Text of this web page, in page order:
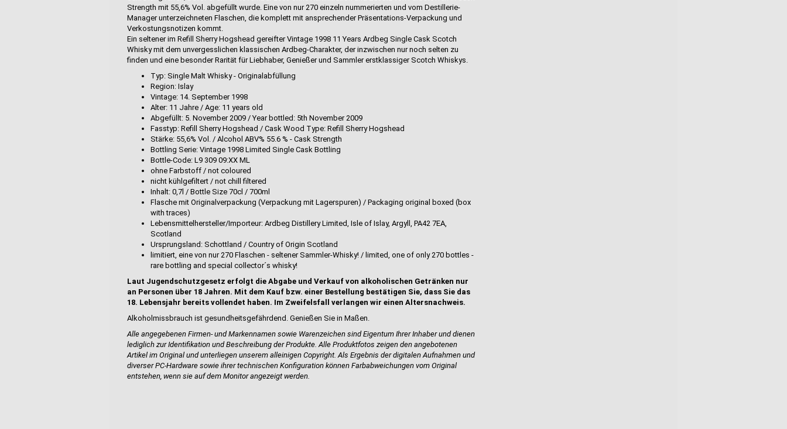
Strength mit 55,6% Vol. abgefüllt wurde. Eine von nur 270 einzeln nummerierten und vom Destillerie-
Manager unterzeichneten Flaschen, die komplett mit ansprechender Präsentations-Verpackung und
Verkostungsnotizen kommt.
Ein seltener im Refill Sherry Hogshead gereifter Vintage 1998 11 Years Ardbeg Single Cask Scotch
Whisky mit dem unvergesslichen klassischen Ardbeg-Charakter, der inzwischen nur noch selten zu
finden und eine besonder Rarität für Liebhaber, Genießer und Sammler erstklassiger Scotch Whiskys.
Typ: Single Malt Whisky - Originalabfüllung
Region: Islay
Vintage: 14. September 1998
Alter: 11 Jahre / Age: 11 years old
Abgefüllt: 5. November 2009 / Year bottled: 5th November 2009
Fasstyp: Refill Sherry Hogshead / Cask Wood Type: Refill Sherry Hogshead
Stärke: 55,6% Vol. / Alcohol ABV% 55.6 % - Cask Strength
Bottling Serie: Vintage 1998 Limited Single Cask Bottling
Bottle-Code: L9 309 09:XX ML
ohne Farbstoff / not coloured
nicht kühlgefiltert / not chill filtered
Inhalt: 0,7l / Bottle Size 70cl / 700ml
Flasche mit Originalverpackung (Verpackung mit Lagerspuren) / Packaging original boxed (box
with traces)
Lebensmittelhersteller/Importeur: Ardbeg Distillery Limited, Isle of Islay, Argyll, PA42 7EA,
Scotland
Ursprungsland: Schottland / Country of Origin Scotland
limitiert, eine von nur 270 Flaschen - seltener Sammler-Whisky! / limited, one of only 270 bottles -
rare bottling and special collector´s whisky!
Laut Jugendschutzgesetz erfolgt die Abgabe und Verkauf von alkoholischen Getränken nur
an Personen über 18 Jahren. Mit dem Kauf bzw. einer Bestellung bestätigen Sie, dass Sie das
18. Lebensjahr bereits vollendet haben. Im Zweifelsfall verlangen wir einen Altersnachweis.
Alkoholmissbrauch ist gesundheitsgefährdend. Genießen Sie in Maßen.
Alle angegebenen Firmen- und Markennamen sowie Warenzeichen sind Eigentum Ihrer Inhaber und dienen
lediglich zur Identifikation und Beschreibung der Produkte.Alle Produktfotos zeigen den angebotenen
Artikel im Original und unterliegen unserem alleinigen Copyright. Als Ergebnis der digitalen Aufnahmen und
diverser PC-Hardware sowie ihrer technischen Konfiguration können Farbabweichungen vom Original
entstehen, wenn sie auf dem Monitor angezeigt werden.